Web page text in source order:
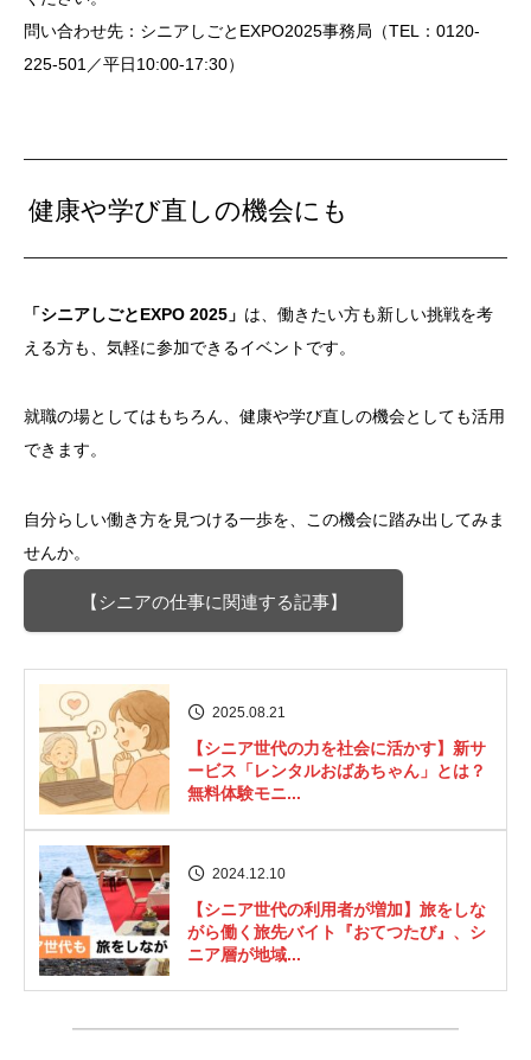
問い合わせ先：シニアしごとEXPO2025事務局（TEL：0120-
225-501／平日10:00-17:30）
健康や学び直しの機会にも
「シニアしごとEXPO 2025」 は、働きたい方も新しい挑戦を考
える方も、気軽に参加できるイベントです。
就職の場としてはもちろん、健康や学び直しの機会としても活用
できます。
自分らしい働き方を見つける一歩を、この機会に踏み出してみま
せんか。
【シニアの仕事に関連する記事】
2025.08.21
【シニア世代の力を社会に活かす】新サ
ービス「レンタルおばあちゃん」とは？
無料体験モニ...
2024.12.10
【シニア世代の利用者が増加】旅をしな
がら働く旅先バイト『おてつたび』、シ
ニア層が地域...